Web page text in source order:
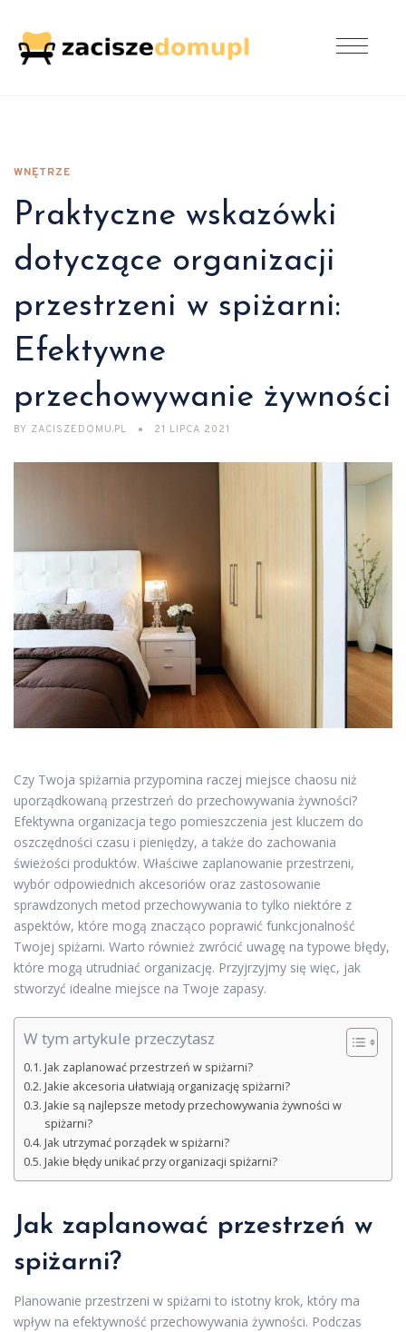
WNĘTRZE
Praktyczne wskazówki
dotyczące organizacji
przestrzeni w spiżarni:
Efektywne
przechowywanie żywności
BY ZACISZEDOMU.PL 21 LIPCA 2021
Czy Twoja spiżarnia przypomina raczej miejsce chaosu niż
uporządkowaną przestrzeń do przechowywania żywności?
Efektywna organizacja tego pomieszczenia jest kluczem do
oszczędności czasu i pieniędzy, a także do zachowania
świeżości produktów. Właściwe zaplanowanie przestrzeni,
wybór odpowiednich akcesoriów oraz zastosowanie
sprawdzonych metod przechowywania to tylko niektóre z
aspektów, które mogą znacząco poprawić funkcjonalność
Twojej spiżarni. Warto również zwrócić uwagę na typowe błędy,
które mogą utrudniać organizację. Przyjrzyjmy się więc, jak
stworzyć idealne miejsce na Twoje zapasy.
W tym artykule przeczytasz
Jak zaplanować przestrzeń w spiżarni?
Jakie akcesoria ułatwiają organizację spiżarni?
Jakie są najlepsze metody przechowywania żywności w
spiżarni?
Jak utrzymać porządek w spiżarni?
Jakie błędy unikać przy organizacji spiżarni?
Jak zaplanować przestrzeń w
spiżarni?
Planowanie przestrzeni w spiżarni to istotny krok, który ma
wpływ na efektywność przechowywania żywności. Podczas